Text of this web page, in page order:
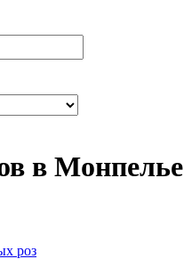
в Монпелье